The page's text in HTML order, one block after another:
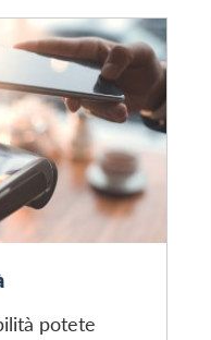
potete